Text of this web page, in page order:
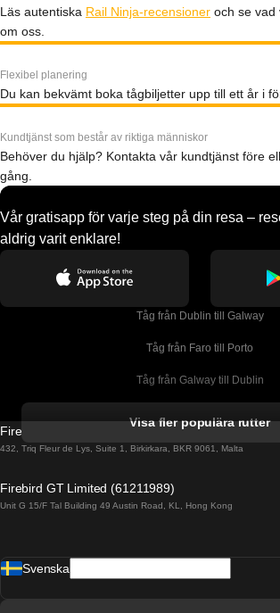
Läs autentiska Rail Ninja-recensioner och se vad
om oss.
Flexibel planering
Du kan bekvämt boka tågbiljetter upp till ett år i
Kundtjänst som består av riktiga människor
Behöver du hjälp? Kontakta vår kundtjänst före
gång.
Vår gratisapp för varje steg på din resa –
aldrig varit enklare!
Tåg från Dublin till Galway
Tåg från Faro till Porto
Tåg från Galway till Dublin
Tåg från Porto till Faro
Tåg från Barcelona till Madrid
Visa fler populära rutter
Firebird GT Limited (OC 1451)
432, Triq Fleur de Lys, Suite 1, Birkirkara, BKR 9061, Malta
Firebird GT Limited (61211989)
Unit G 15/F Tal Building 49 Austin Road, KL, Hong Kong
Svenska